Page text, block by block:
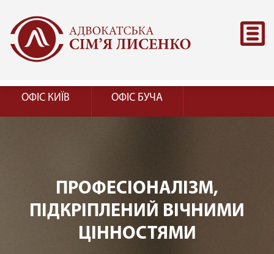
ОФІС КИЇВ ОФІС БУЧА
ПРОФЕСІОНАЛІЗМ,
ПІДКРІПЛЕНИЙ ВІЧНИМИ
ЦІННОСТЯМИ